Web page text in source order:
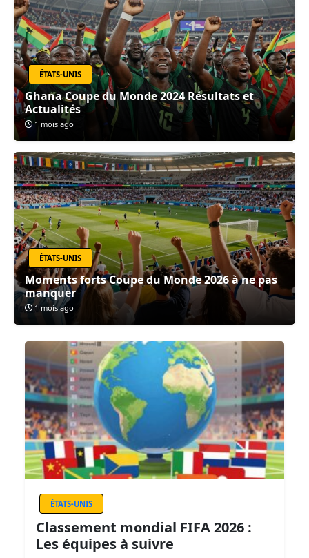
ÉTATS-UNIS
Ghana Coupe du Monde 2024 Résultats et
Actualités
1 mois ago
ÉTATS-UNIS
Moments forts Coupe du Monde 2026 à ne pas
manquer
1 mois ago
ÉTATS-UNIS
Classement mondial FIFA 2026 :
Les équipes à suivre